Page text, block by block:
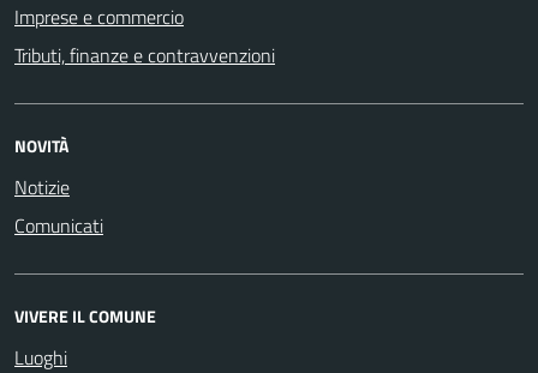
Imprese e commercio
Tributi, finanze e contravvenzioni
NOVITÀ
Notizie
Comunicati
VIVERE IL COMUNE
Luoghi